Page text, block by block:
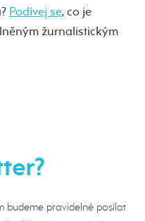
Podívej se, co je
žurnalistickým
budeme pravidelně posílat